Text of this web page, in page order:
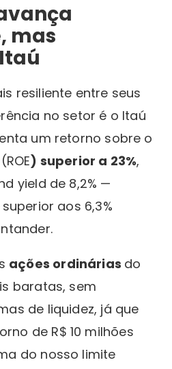
mas
resiliente entre seus
no setor é o Itaú
um retorno sobre o
) superior a 23%,
yield de 8,2% —
aos 6,3%
ações ordinárias do
baratas, sem
de liquidez, já que
de R$ 10 milhões
do nosso limite